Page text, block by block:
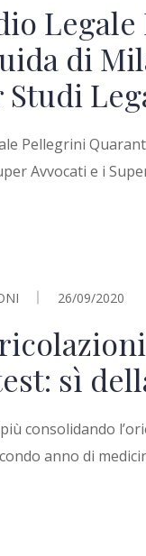
di
Studi
Pellegrini
Avvocati e i
26/09/2020
sì
consolidando
anno di